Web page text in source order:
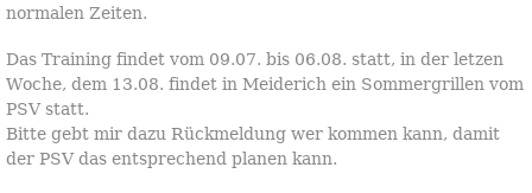
normalen Zeiten.
Das Training findet vom 09.07. bis 06.08. statt, in der letzen
Woche, dem 13.08. findet in Meiderich ein Sommergrillen vom
PSV statt.
Bitte gebt mir dazu Rückmeldung wer kommen kann, damit
der PSV das entsprechend planen kann.